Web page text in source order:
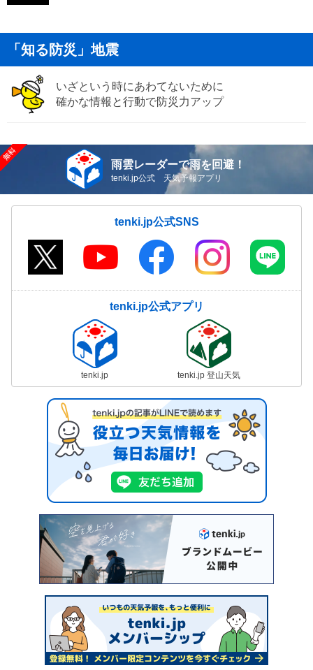
「知る防災」地震
いざという時にあわてないために
確かな情報と行動で防災力アップ
雨雲レーダーで雨を回避！
tenki.jp公式 天気予報アプリ
tenki.jp公式SNS
tenki.jp公式アプリ
tenki.jp tenki.jp 登山天気